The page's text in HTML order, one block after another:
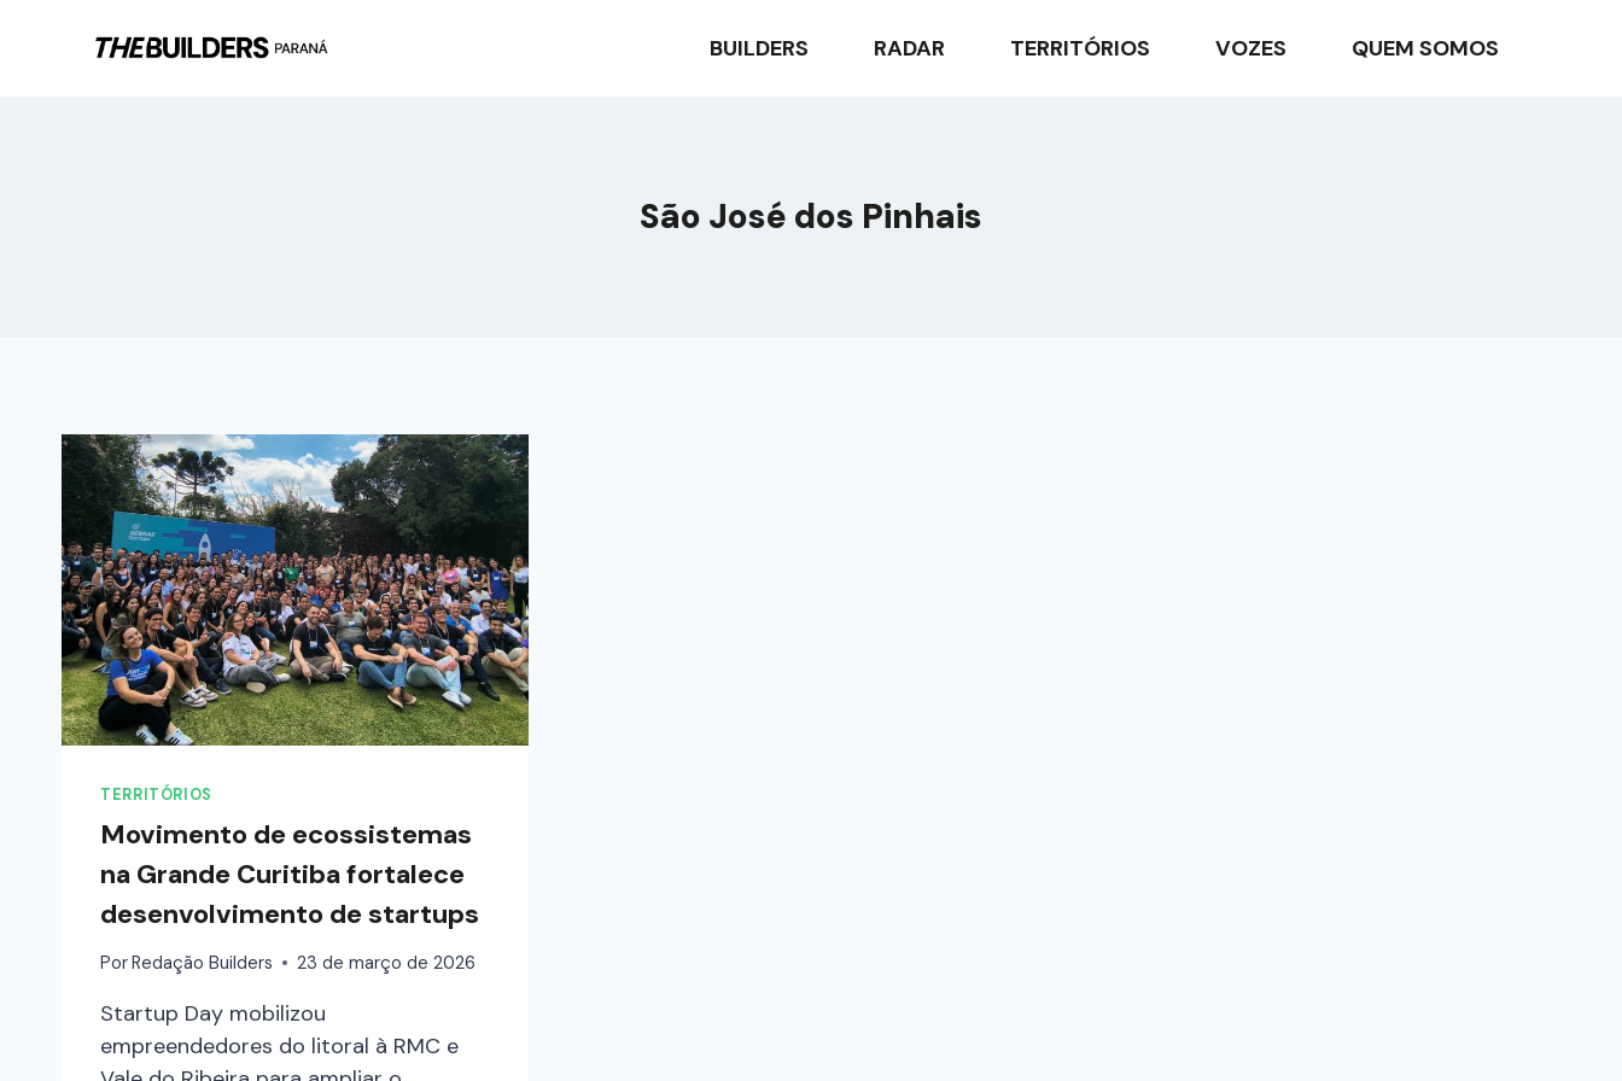
BUILDERS RADAR TERRITÓRIOS VOZES QUEM SOMOS
São José dos Pinhais
TERRITÓRIOS
Movimento de ecossistemas
na Grande Curitiba fortalece
desenvolvimento de startups
PorRedação Builders 23 de março de 2026
Startup Day mobilizou
empreendedores do litoral à RMC e